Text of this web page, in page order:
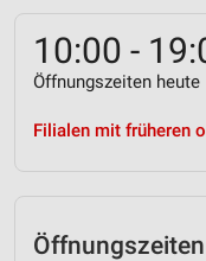
10:00 -
Öffnungszeiten heute
Filialen mit früheren
Öffnungszeiten